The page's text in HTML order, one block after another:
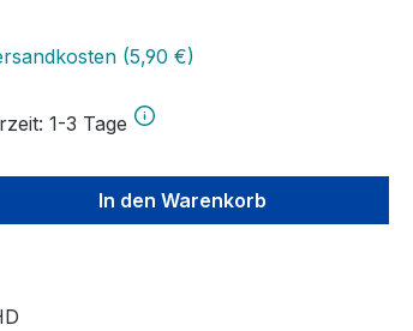
(5,90 €)
1-3 Tage
den gewünschten Wert
In den Warenkorb